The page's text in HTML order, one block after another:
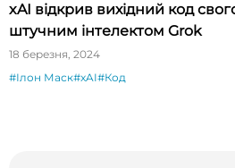
xAI відкрив вихідний код
штучним інтелектом Grok
18 березня, 2024
#Ілон Маск#xAI#Код